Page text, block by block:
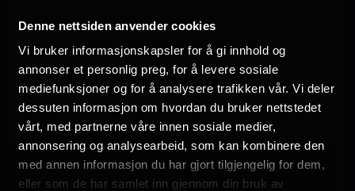
Denne nettsiden anvender cookies
Vi bruker informasjonskapsler for å gi innhold og
annonser et personlig preg, for å levere sosiale
mediefunksjoner og for å analysere trafikken vår. Vi deler
dessuten informasjon om hvordan du bruker nettstedet
vårt, med partnerne våre innen sosiale medier,
annonsering og analysearbeid, som kan kombinere den
med annen informasjon du har gjort tilgjengelig for dem,
eller som de har samlet inn gjennom din bruk av
Vurdering: (68 stemmer 78.07%)
Rollebesetning
Diane Kruger
Matthias Schweighöfer
Jasper Billerbeck
Laura Tonke
Se mer